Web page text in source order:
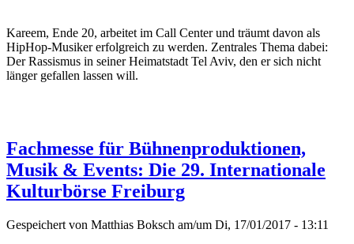
Kareem, Ende 20, arbeitet im Call Center und träumt davon als
HipHop-Musiker erfolgreich zu werden. Zentrales Thema dabei:
Der Rassismus in seiner Heimatstadt Tel Aviv, den er sich nicht
länger gefallen lassen will.
Fachmesse für Bühnenproduktionen,
Musik & Events: Die 29. Internationale
Kulturbörse Freiburg
Gespeichert von Matthias Boksch am/um Di, 17/01/2017 - 13:11